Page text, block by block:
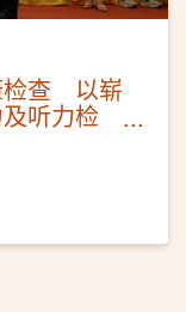
检查 以崭
听力检